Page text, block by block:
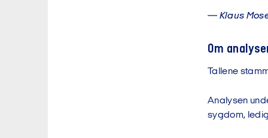
— Klaus
Om
Tallene
Analysen
sygdom,